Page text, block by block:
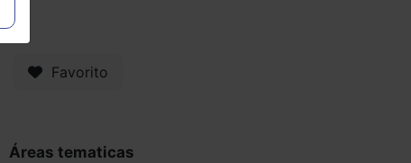
Favorito
Áreas tematicas